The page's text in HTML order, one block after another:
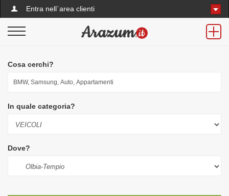
Entra nell`area clienti
Cosa cerchi?
In quale categoria?
Dove?